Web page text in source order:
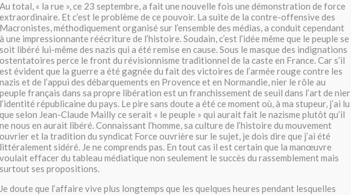
Au total, « la rue », ce 23 septembre, a fait une nouvelle fois une démonstration de force
extraordinaire. Et c’est le problème de ce pouvoir. La suite de la contre-offensive des
Macronistes, méthodiquement organisé sur l’ensemble des médias, a conduit cependant
à une impressionnante réécriture de l’histoire. Soudain, c’est l’idée même que le peuple se
soit libéré lui-même des nazis qui a été remise en cause. Sous le masque des indignations
ostentatoires perce le front du révisionnisme traditionnel de la caste en France. Car s’il
est évident que la guerre a été gagnée du fait des victoires de l’armée rouge contre les
nazis et de l’appui des débarquements en Provence et en Normandie, nier le rôle au
peuple français dans sa propre libération est un franchissement de seuil dans l’art de nier
l’identité républicaine du pays. Le pire sans doute a été ce moment où, à ma stupeur, j’ai lu
que selon Jean-Claude Mailly ce serait « le peuple » qui aurait fait le nazisme plutôt qu’il
ne nous en aurait libéré. Connaissant l’homme, sa culture de l’histoire du mouvement
ouvrier et la tradition du syndicat Force ouvrière sur le sujet, je dois dire que j’ai été
littéralement sidéré. Je ne comprends pas. En tout cas il est certain que la manœuvre
voulait effacer du tableau médiatique non seulement le succès du rassemblement mais
surtout ses propositions.
Je doute que l’affaire vive plus longtemps que les quelques heures pendant lesquelles